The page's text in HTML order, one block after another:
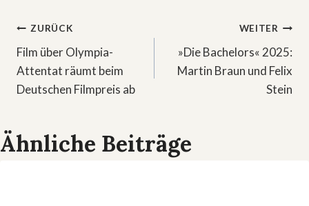
Beitragsnavigation
ZURÜCK
Film über Olympia-
Attentat räumt beim
Deutschen Filmpreis ab
WEITER
»Die Bachelors« 2025:
Martin Braun und Felix
Stein
Ähnliche Beiträge